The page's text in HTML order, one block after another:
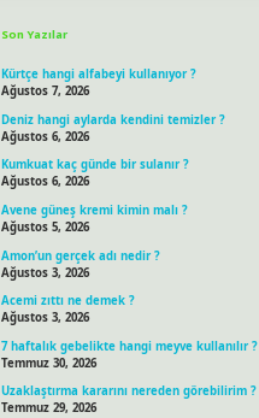
Son Yazılar
Kürtçe hangi alfabeyi kullanıyor ?
Ağustos 7, 2026
Deniz hangi aylarda kendini temizler ?
Ağustos 6, 2026
Kumkuat kaç günde bir sulanır ?
Ağustos 6, 2026
Avene güneş kremi kimin malı ?
Ağustos 5, 2026
Amon’un gerçek adı nedir ?
Ağustos 3, 2026
Acemi zıttı ne demek ?
Ağustos 3, 2026
7 haftalık gebelikte hangi meyve kullanılır ?
Temmuz 30, 2026
Uzaklaştırma kararını nereden görebilirim ?
Temmuz 29, 2026